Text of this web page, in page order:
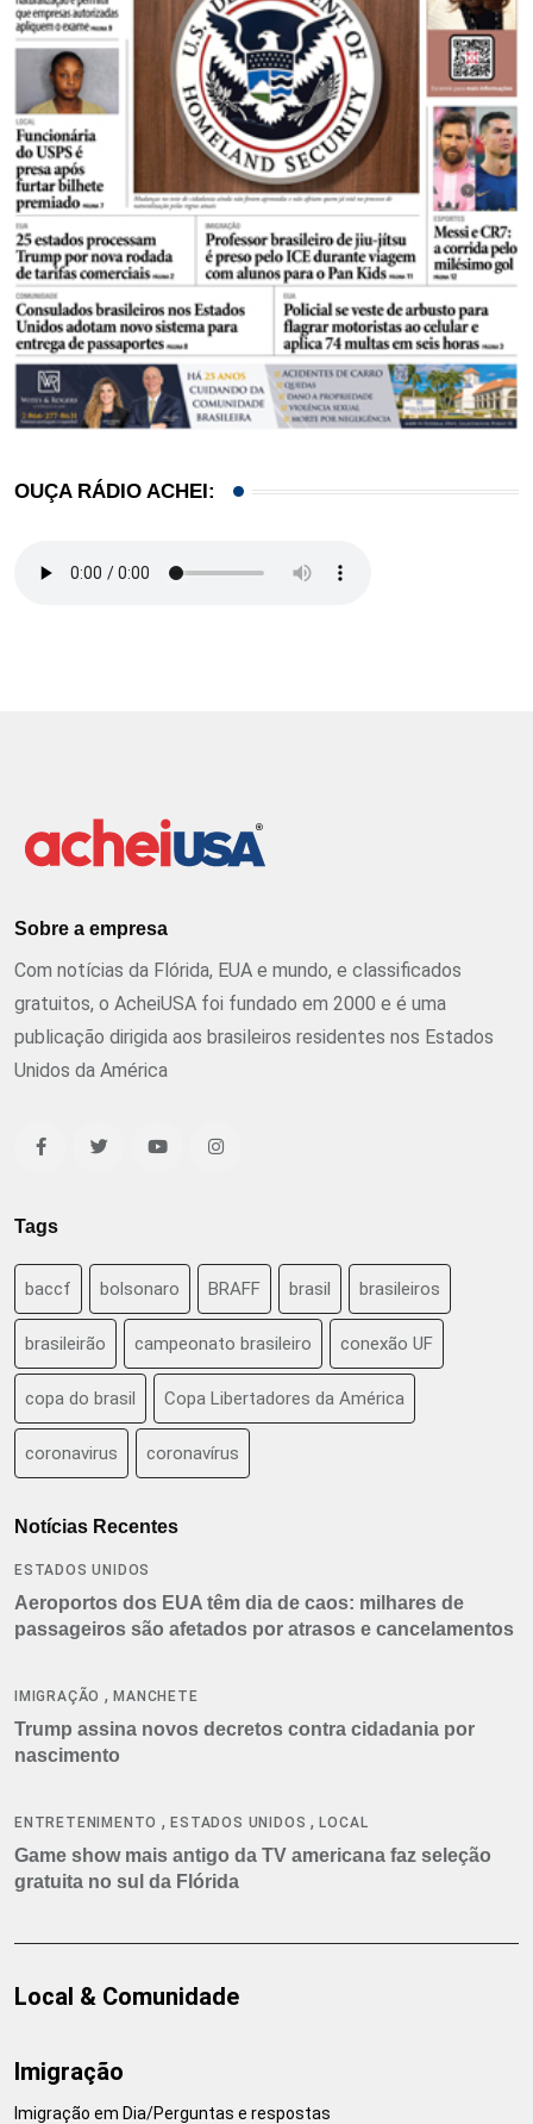
OUÇA RÁDIO ACHEI:
Sobre a empresa
Com notícias da Flórida, EUA e mundo, e classificados
gratuitos, o AcheiUSA foi fundado em 2000 e é uma
publicação dirigida aos brasileiros residentes nos Estados
Unidos da América
Tags
baccf bolsonaro BRAFF brasil brasileiros
brasileirão campeonato brasileiro conexão UF
copa do brasil Copa Libertadores da América
coronavirus coronavírus
Notícias Recentes
ESTADOS UNIDOS
Aeroportos dos EUA têm dia de caos: milhares de
passageiros são afetados por atrasos e cancelamentos
IMIGRAÇÃO ,MANCHETE
Trump assina novos decretos contra cidadania por
nascimento
ENTRETENIMENTO ,ESTADOS UNIDOS ,LOCAL
Game show mais antigo da TV americana faz seleção
gratuita no sul da Flórida
Local & Comunidade
Imigração
Imigração em Dia/Perguntas e respostas